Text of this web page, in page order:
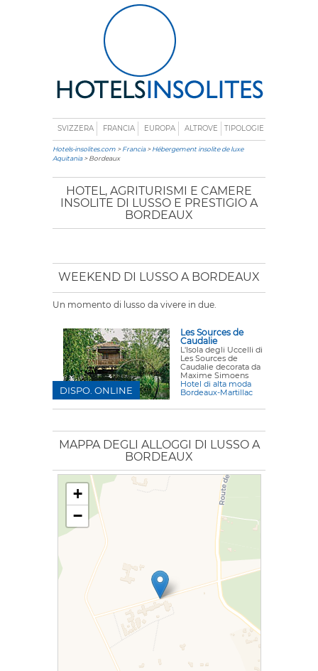
SVIZZERA FRANCIA EUROPA ALTROVE TIPOLOGIE
Hotels-insolites.com >Francia>Hébergement insolite de luxe
Aquitania> Bordeaux
HOTEL, AGRITURISMI E CAMERE
INSOLITE DI LUSSO E PRESTIGIO A
BORDEAUX
WEEKEND DI LUSSO A BORDEAUX
Un momento di lusso da vivere in due.
Les Sources de
Caudalie
L'Isola degli Uccelli di
Les Sources de
Caudalie decorata da
Maxime Simoens
Hotel di alta moda
Bordeaux-Martillac
DISPO. ONLINE
MAPPA DEGLI ALLOGGI DI LUSSO A
BORDEAUX
+
−